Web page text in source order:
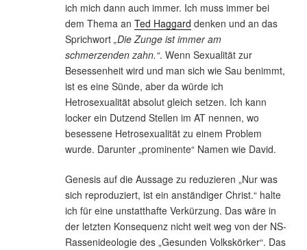
ich mich dann auch immer. Ich muss immer bei
dem Thema an Ted Haggard denken und an das
Sprichwort „Die Zunge ist immer am
schmerzenden zahn.“. Wenn Sexualität zur
Besessenheit wird und man sich wie Sau benimmt,
ist es eine Sünde, aber da würde ich
Hetrosexualität absolut gleich setzen. Ich kann
locker ein Dutzend Stellen im AT nennen, wo
besessene Hetrosexualität zu einem Problem
wurde. Darunter „prominente“ Namen wie David.
Genesis auf die Aussage zu reduzieren „Nur was
sich reproduziert, ist ein anständiger Christ.“ halte
ich für eine unstatthafte Verkürzung. Das wäre in
der letzten Konsequenz nicht weit weg von der NS-
Rassenideologie des „Gesunden Volkskörker“. Das